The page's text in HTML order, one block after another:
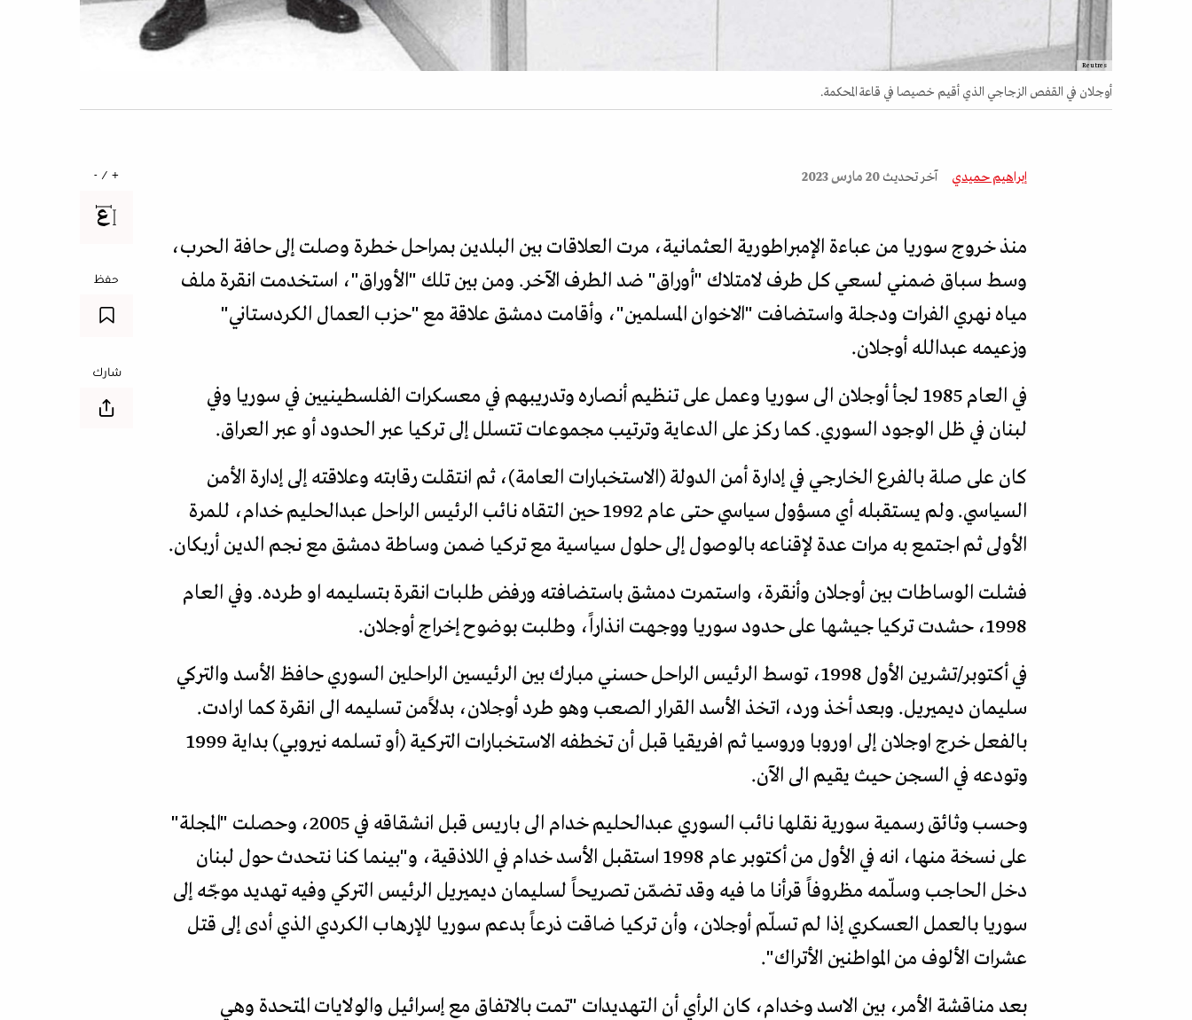
Reutres
أوجلان في القفص الزجاجي الذي أقيم خصيصا في قاعة المحكمة.
إبراهيم حميدي آخر تحديث 20 مارس 2023
منذ خروج سوريا من عباءة الإمبراطورية العثمانية، مرت العلاقات بين البلدين بمراحل خطرة وصلت إلى حافة الحرب،
وسط سباق ضمني لسعي كل طرف لامتلاك "أوراق" ضد الطرف الآخر. ومن بين تلك "الأوراق"، استخدمت انقرة ملف
مياه نهري الفرات ودجلة واستضافت "الاخوان المسلمين"، وأقامت دمشق علاقة مع "حزب العمال الكردستاني"
وزعيمه عبدالله أوجلان.
في العام 1985 لجأ أوجلان الى سوريا وعمل على تنظيم أنصاره وتدريبهم في معسكرات الفلسطينيين في سوريا وفي
لبنان في ظل الوجود السوري. كما ركز على الدعاية وترتيب مجموعات تتسلل إلى تركيا عبر الحدود أو عبر العراق.
كان على صلة بالفرع الخارجي في إدارة أمن الدولة (الاستخبارات العامة)، ثم انتقلت رقابته وعلاقته إلى إدارة الأمن
السياسي. ولم يستقبله أي مسؤول سياسي حتى عام 1992 حين التقاه نائب الرئيس الراحل عبدالحليم خدام، للمرة
الأولى ثم اجتمع به مرات عدة لإقناعه بالوصول إلى حلول سياسية مع تركيا ضمن وساطة دمشق مع نجم الدين أربكان.
فشلت الوساطات بين أوجلان وأنقرة، واستمرت دمشق باستضافته ورفض طلبات انقرة بتسليمه او طرده. وفي العام
1998، حشدت تركيا جيشها على حدود سوريا ووجهت انذاراً، وطلبت بوضوح إخراج أوجلان.
في أكتوبر/تشرين الأول 1998، توسط الرئيس الراحل حسني مبارك بين الرئيسين الراحلين السوري حافظ الأسد والتركي
سليمان ديميريل. وبعد أخذ ورد، اتخذ الأسد القرار الصعب وهو طرد أوجلان، بدلاًمن تسليمه الى انقرة كما ارادت.
بالفعل خرج اوجلان إلى اوروبا وروسيا ثم افريقيا قبل أن تخطفه الاستخبارات التركية (أو تسلمه نيروبي) بداية 1999
وتودعه في السجن حيث يقيم الى الآن.
وحسب وثائق رسمية سورية نقلها نائب السوري عبدالحليم خدام الى باريس قبل انشقاقه في 2005، وحصلت "المجلة"
على نسخة منها، انه في الأول من أكتوبر عام 1998 استقبل الأسد خدام في اللاذقية، و"بينما كنا نتحدث حول لبنان
دخل الحاجب وسلّمه مظروفاً قرأنا ما فيه وقد تضمّن تصريحاً لسليمان ديميريل الرئيس التركي وفيه تهديد موجّه إلى
سوريا بالعمل العسكري إذا لم تسلّم أوجلان، وأن تركيا ضاقت ذرعاً بدعم سوريا للإرهاب الكردي الذي أدى إلى قتل
عشرات الألوف من المواطنين الأتراك".
بعد مناقشة الأمر، بين الاسد وخدام، كان الرأي أن التهديدات "تمت بالاتفاق مع إسرائيل والولايات المتحدة وهي
+ / -
حفظ
شارك